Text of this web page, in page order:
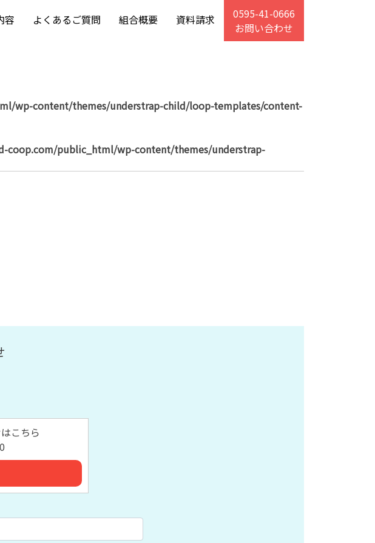
容 よくあるご質問 組合概要 資料請求
0595-41-0666
お問い合わせ
wp-content/themes/understrap-child/loop-templates/content-
coop.com/public_html/wp-content/themes/understrap-
こちら